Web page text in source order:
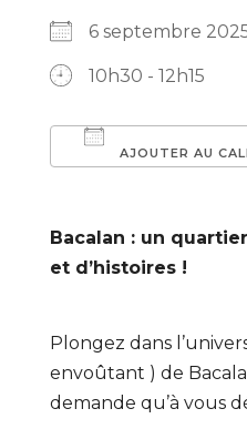
6 septembre
10h30 - 12h15
AJOUTER AU
Bacalan : un
et d’histoires !
Plongez dans
envoûtant ) de
demande qu’à vous